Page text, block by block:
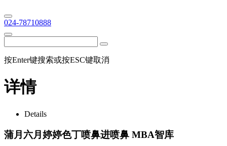
024-78710888
按Enter键搜索或按ESC键取消
详情
Details
蒲月六月婷婷色丁喷鼻进喷鼻 MBA智库